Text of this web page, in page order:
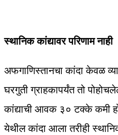
स्थानिक कांद्यावर परिणाम नाही
अफगाणिस्तानचा कांदा केवळ
घरगुती ग्राहकापर्यंत तो
कांद्याची आवक ३० टक्के कमी
येथील कांदा आला तरीही